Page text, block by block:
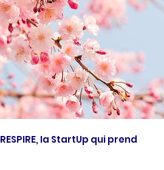
RESPIRE, Ia StartUp qui prend